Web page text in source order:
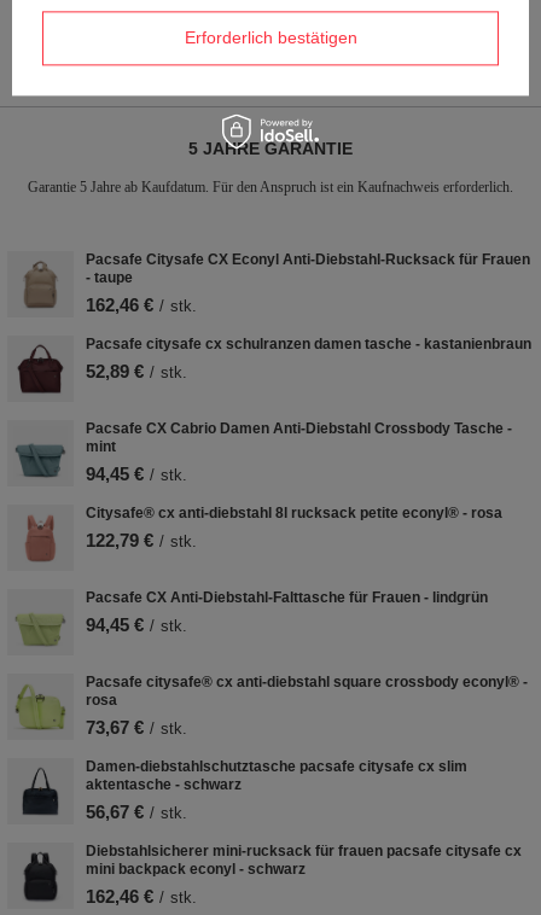
easyJet
Geschlecht Frauen
5 JAHRE GARANTIE
Garantie 5 Jahre ab Kaufdatum. Für den Anspruch ist ein Kaufnachweis erforderlich.
Pacsafe Citysafe CX Econyl Anti-Diebstahl-Rucksack für Frauen
- taupe
162,46 € / stk.
Pacsafe citysafe cx schulranzen damen tasche - kastanienbraun
52,89 € / stk.
Pacsafe CX Cabrio Damen Anti-Diebstahl Crossbody Tasche -
mint
94,45 € / stk.
Citysafe® cx anti-diebstahl 8l rucksack petite econyl® - rosa
122,79 € / stk.
Pacsafe CX Anti-Diebstahl-Falttasche für Frauen - lindgrün
94,45 € / stk.
Pacsafe citysafe® cx anti-diebstahl square crossbody econyl® -
rosa
73,67 € / stk.
Damen-diebstahlschutztasche pacsafe citysafe cx slim
aktentasche - schwarz
56,67 € / stk.
Diebstahlsicherer mini-rucksack für frauen pacsafe citysafe cx
mini backpack econyl - schwarz
162,46 € / stk.
Erforderlich bestätigen